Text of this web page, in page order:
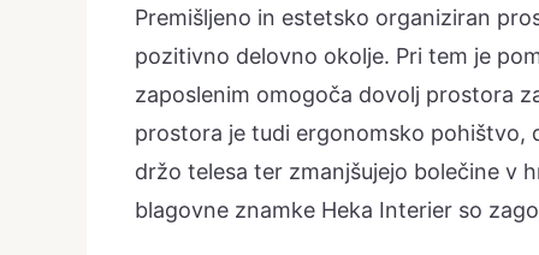
Premišljeno in estetsko organiziran
pozitivno delovno okolje. Pri tem je
zaposlenim omogoča dovolj prostora
prostora je tudi ergonomsko pohištvo,
držo telesa ter zmanjšujejo bolečine v
blagovne znamke Heka Interier so